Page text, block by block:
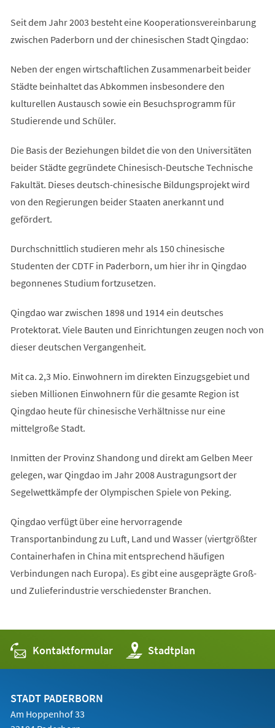
Seit dem Jahr 2003 besteht eine Kooperationsvereinbarung
zwischen Paderborn und der chinesischen Stadt Qingdao:
Neben der engen wirtschaftlichen Zusammenarbeit beider
Städte beinhaltet das Abkommen insbesondere den
kulturellen Austausch sowie ein Besuchsprogramm für
Studierende und Schüler.
Die Basis der Beziehungen bildet die von den Universitäten
beider Städte gegründete Chinesisch-Deutsche Technische
Fakultät. Dieses deutsch-chinesische Bildungsprojekt wird
von den Regierungen beider Staaten anerkannt und
gefördert.
Durchschnittlich studieren mehr als 150 chinesische
Studenten der CDTF in Paderborn, um hier ihr in Qingdao
begonnenes Studium fortzusetzen.
Qingdao war zwischen 1898 und 1914 ein deutsches
Protektorat. Viele Bauten und Einrichtungen zeugen noch von
dieser deutschen Vergangenheit.
Mit ca. 2,3 Mio. Einwohnern im direkten Einzugsgebiet und
sieben Millionen Einwohnern für die gesamte Region ist
Qingdao heute für chinesische Verhältnisse nur eine
mittelgroße Stadt.
Inmitten der Provinz Shandong und direkt am Gelben Meer
gelegen, war Qingdao im Jahr 2008 Austragungsort der
Segelwettkämpfe der Olympischen Spiele von Peking.
Qingdao verfügt über eine hervorragende
Transportanbindung zu Luft, Land und Wasser (viertgrößter
Containerhafen in China mit entsprechend häufigen
Verbindungen nach Europa). Es gibt eine ausgeprägte Groß-
und Zulieferindustrie verschiedenster Branchen.
Kontaktformular Stadtplan
(Öffnet
in
einem
STADT PADERBORN
Am Hoppenhof 33